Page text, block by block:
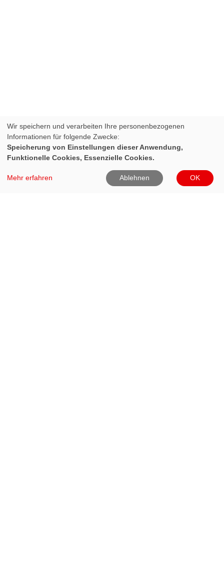
Wir speichern und verarbeiten Ihre personenbezogenen
Informationen für folgende Zwecke:
Speicherung von Einstellungen dieser Anwendung,
Funktionelle Cookies, Essenzielle Cookies.
Mehr erfahren Ablehnen OK